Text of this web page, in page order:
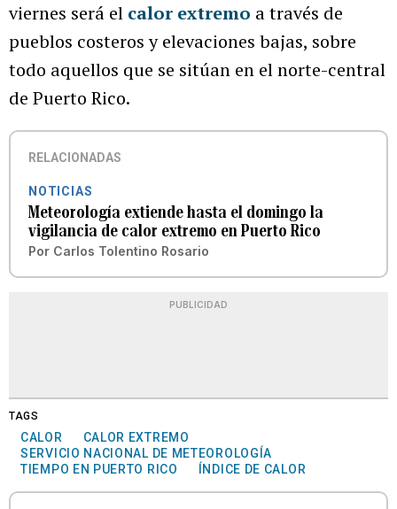
viernes será el calor extremo a través de
pueblos costeros y elevaciones bajas, sobre
todo aquellos que se sitúan en el norte-central
de Puerto Rico.
RELACIONADAS
NOTICIAS
Meteorología extiende hasta el domingo la
vigilancia de calor extremo en Puerto Rico
Por Carlos Tolentino Rosario
PUBLICIDAD
TAGS
CALOR
CALOR EXTREMO
SERVICIO NACIONAL DE METEOROLOGÍA
TIEMPO EN PUERTO RICO
ÍNDICE DE CALOR